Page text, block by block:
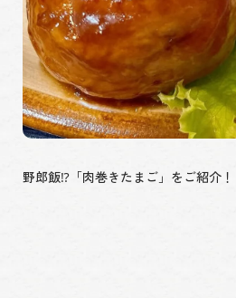
野郎飯⁉「肉巻きたまご」をご紹介！